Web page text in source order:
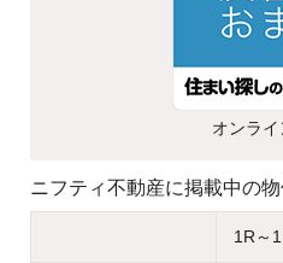
オンラ
ニフティ不動産に掲載中の
1R～